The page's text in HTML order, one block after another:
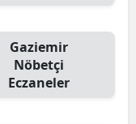
Gaziemir
Nöbetçi
Eczaneler